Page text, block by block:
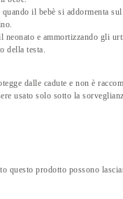
il bebè si addormenta
e ammortizzando gli
della testa.
dalle cadute e non è
usato solo sotto la
questo prodotto possono